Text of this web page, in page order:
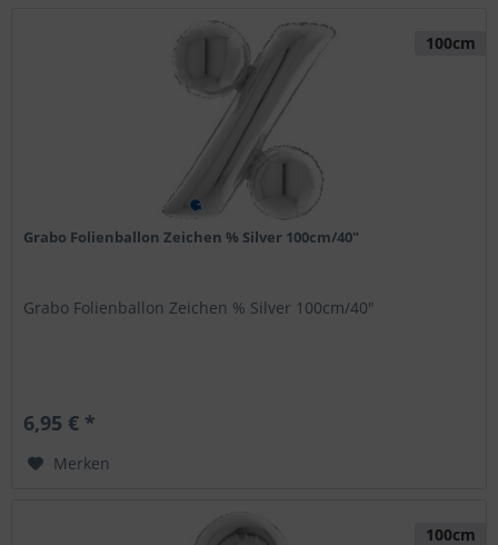
100cm
Grabo Folienballon Zeichen % Silver 100cm/40"
Grabo Folienballon Zeichen % Silver 100cm/40"
6,95 € *
Merken
100cm